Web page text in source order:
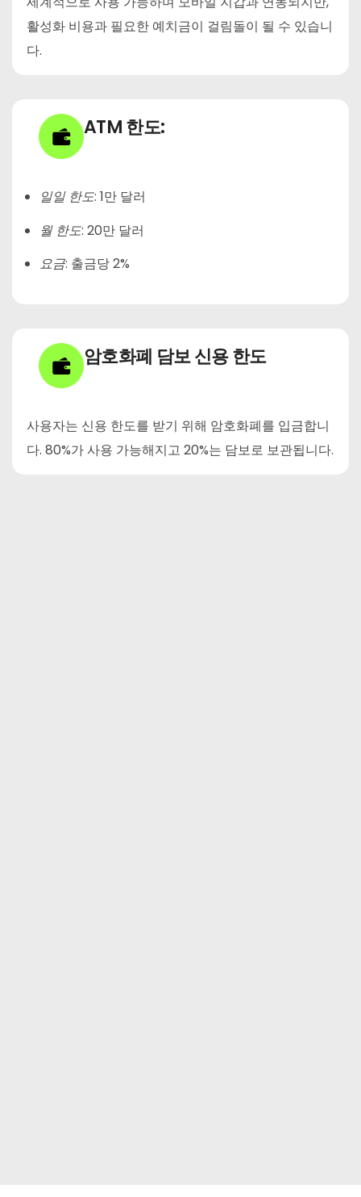
활성화 비용과 필요한 예치금이 걸림돌이 될 수 있습니
다.
ATM 한도:
일일 한도: 1만 달러
월 한도: 20만 달러
요금: 출금당 2%
암호화폐 담보 신용 한도
사용자는 신용 한도를 받기 위해 암호화폐를 입금합니
다. 80%가 사용 가능해지고 20%는 담보로 보관됩니다.